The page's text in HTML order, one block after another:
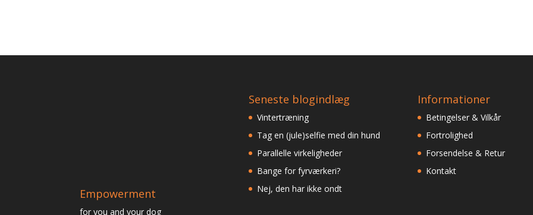
Empowerment
for you and your dog
Seneste blogindlæg
Vintertræning
Tag en (jule)selfie med din hund
Parallelle virkeligheder
Bange for fyrværkeri?
Nej, den har ikke ondt
Informationer
Betingelser & Vilkår
Fortrolighed
Forsendelse & Retur
Kontakt